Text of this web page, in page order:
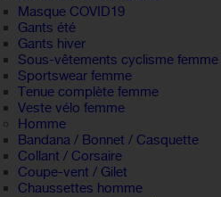
Masque COVID19
Gants été
Gants hiver
Sous-vêtements cyclisme femme
Sportswear femme
Tenue complète femme
Veste vélo femme
Homme
Bandana / Bonnet / Casquette
Collant / Corsaire
Coupe-vent / Gilet
Chaussettes homme